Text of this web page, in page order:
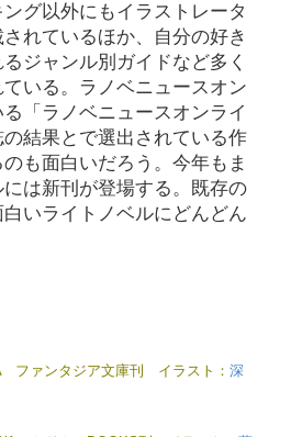
グ以外にもイラストレータ
れているほか、自分の好き
ジャンル別ガイドなど多く
いる。ラノベニュースオン
「ラノベニュースオンライ
結果とで選出されている作
も面白いだろう。今年もま
は新刊が登場する。既存の
いライトノベルにどんどん
ファンタジア文庫刊 イラスト： 深